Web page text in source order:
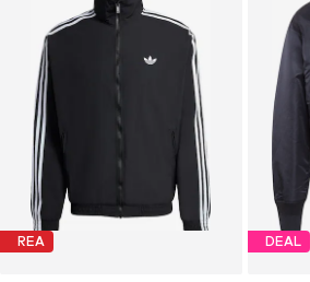
REA DEAL